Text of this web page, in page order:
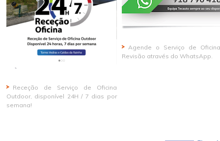
Receção de Serviço de Oficina
Outdoor, disponível 24H / 7 dias por
semana!
Agende o Serviço de
Revisão através do WhatsApp.